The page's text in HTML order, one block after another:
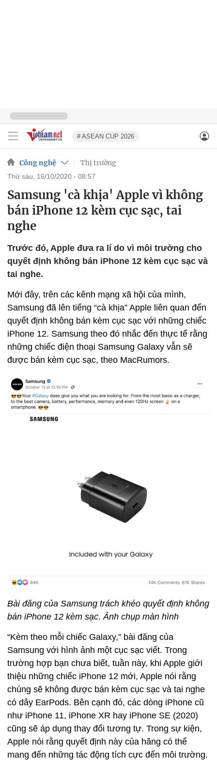
# ASEAN CUP 2026
Công nghệ Thị trường
thứ sáu, 16/10/2020 - 08:57
Samsung 'cà khịa' Apple vì không
bán iPhone 12 kèm cục sạc, tai
nghe
Trước đó, Apple đưa ra lí do vì môi trường cho
quyết định không bán iPhone 12 kèm cục sạc và
tai nghe.
Mới đây, trên các kênh mạng xã hội của mình,
Samsung đã lên tiếng “cà khịa” Apple liên quan đến
quyết định không bán kèm cục sạc với những chiếc
iPhone 12. Samsung theo đó nhắc đến thực tế rằng
những chiếc điện thoại Samsung Galaxy vẫn sẽ
được bán kèm cục sạc, theo MacRumors.
Bài đăng của Samsung trách khéo quyết định không
bán iPhone 12 kèm sạc. Ảnh chụp màn hình
“Kèm theo mỗi chiếc Galaxy,” bài đăng của
Samsung với hình ảnh một cục sạc viết. Trong
trường hợp bạn chưa biết, tuần này, khi Apple giới
thiệu những chiếc iPhone 12 mới, Apple nói rằng
chúng sẽ không được bán kèm cục sạc và tai nghe
có dây EarPods. Bên cạnh đó, các dòng iPhone cũ
như iPhone 11, iPhone XR hay iPhone SE (2020)
cũng sẽ áp dụng thay đổi tương tự. Trong sự kiện,
Apple nói rằng quyết định này của hãng có thể
mang đến những tác động tích cực đến môi trường.